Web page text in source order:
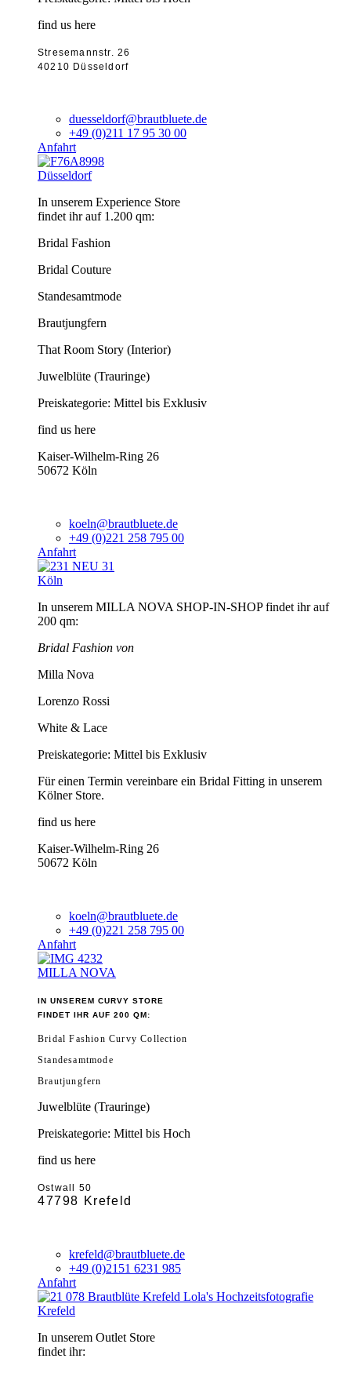
find us here
Stresemannstr. 26
40210 Düsseldorf
duesseldorf@brautbluete.de
+49 (0)211 17 95 30 00
Anfahrt
Düsseldorf
In unserem Experience Store
findet ihr auf 1.200 qm:
Bridal Fashion
Bridal Couture
Standesamtmode
Brautjungfern
That Room Story (Interior)
Juwelblüte (Trauringe)
Preiskategorie: Mittel bis Exklusiv
find us here
Kaiser-Wilhelm-Ring 26
50672 Köln
koeln@brautbluete.de
+49 (0)221 258 795 00
Anfahrt
Köln
In unserem MILLA NOVA SHOP-IN-SHOP findet ihr auf
200 qm:
Bridal Fashion von
Milla Nova
Lorenzo Rossi
White & Lace
Preiskategorie: Mittel bis Exklusiv
Für einen Termin vereinbare ein Bridal Fitting in unserem
Kölner Store.
find us here
Kaiser-Wilhelm-Ring 26
50672 Köln
koeln@brautbluete.de
+49 (0)221 258 795 00
Anfahrt
MILLA NOVA
IN UNSEREM CURVY STORE
FINDET IHR AUF 200 QM:
Bridal Fashion Curvy Collection
Standesamtmode
Brautjungfern
Juwelblüte (Trauringe)
Preiskategorie: Mittel bis Hoch
find us here
Ostwall 50
47798 Krefeld
krefeld@brautbluete.de
+49 (0)2151 6231 985
Anfahrt
Krefeld
In unserem Outlet Store
findet ihr: